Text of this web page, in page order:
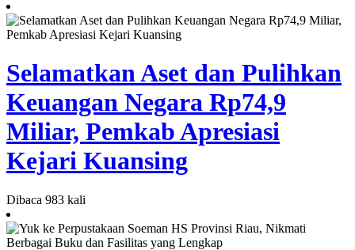
Selamatkan Aset dan Pulihkan
Keuangan Negara Rp74,9
Miliar, Pemkab Apresiasi
Kejari Kuansing
Dibaca 983 kali